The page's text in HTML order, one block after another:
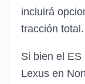
incluirá
tracción total.
Si bien el
Lexus en